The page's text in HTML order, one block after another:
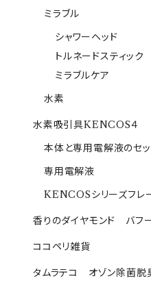
ミラブル
シャワーヘッド
トルネードスティック
ミラブルケア
水素
水素吸引具KENCOS４
本体と専用電解液のセッ
専用電解液
KENCOSシリーズフレ
香りのダイヤモンド バフ
ココペリ雑貨
タムラテコ オゾン除菌脱